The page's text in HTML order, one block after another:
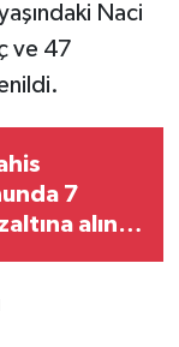
Naci
ve 47
7
alındı,